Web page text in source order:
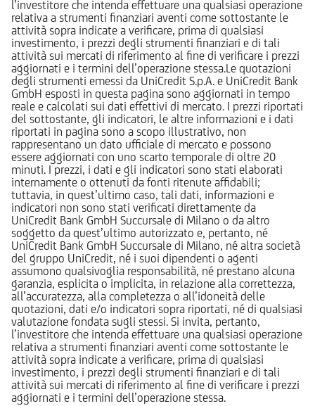
l’investitore che intenda effettuare una qualsiasi operazione
relativa a strumenti finanziari aventi come sottostante le
attività sopra indicate a verificare, prima di qualsiasi
investimento, i prezzi degli strumenti finanziari e di tali
attività sui mercati di riferimento al fine di verificare i prezzi
aggiornati e i termini dell’operazione stessa.Le quotazioni
degli strumenti emessi da UniCredit S.p.A. e UniCredit Bank
GmbH esposti in questa pagina sono aggiornati in tempo
reale e calcolati sui dati effettivi di mercato. I prezzi riportati
del sottostante, gli indicatori, le altre informazioni e i dati
riportati in pagina sono a scopo illustrativo, non
rappresentano un dato ufficiale di mercato e possono
essere aggiornati con uno scarto temporale di oltre 20
minuti. I prezzi, i dati e gli indicatori sono stati elaborati
internamente o ottenuti da fonti ritenute affidabili;
tuttavia, in quest’ultimo caso, tali dati, informazioni e
indicatori non sono stati verificati direttamente da
UniCredit Bank GmbH Succursale di Milano o da altro
soggetto da quest’ultimo autorizzato e, pertanto, né
UniCredit Bank GmbH Succursale di Milano, né altra società
del gruppo UniCredit, né i suoi dipendenti o agenti
assumono qualsivoglia responsabilità, né prestano alcuna
garanzia, esplicita o implicita, in relazione alla correttezza,
all’accuratezza, alla completezza o all’idoneità delle
quotazioni, dati e/o indicatori sopra riportati, né di qualsiasi
valutazione fondata sugli stessi. Si invita, pertanto,
l’investitore che intenda effettuare una qualsiasi operazione
relativa a strumenti finanziari aventi come sottostante le
attività sopra indicate a verificare, prima di qualsiasi
investimento, i prezzi degli strumenti finanziari e di tali
attività sui mercati di riferimento al fine di verificare i prezzi
aggiornati e i termini dell’operazione stessa.